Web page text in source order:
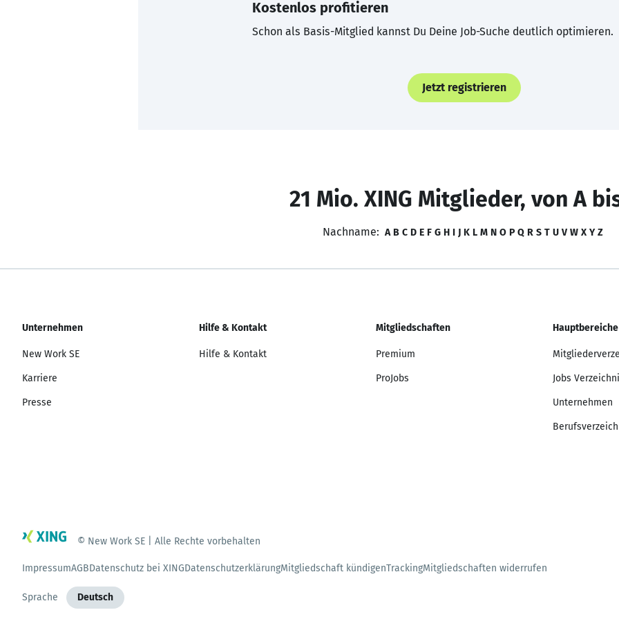
Kostenlos profitieren
Schon als Basis-Mitglied kannst Du Deine Job-Suche deutlich optimieren.
Jetzt registrieren
21 Mio. XING Mitglieder, von A
Nachname: A B C D E F G H I J K L M N O P Q R S T U V W X Y Z
Unternehmen
New Work SE
Karriere
Presse
Hilfe & Kontakt
Hilfe & Kontakt
Mitgliedschaften
Premium
ProJobs
Hauptbereiche
Jobs
Unternehmen
© New Work SE | Alle Rechte vorbehalten
ImpressumAGBDatenschutz bei XINGDatenschutzerklärungMitgliedschaft kündigenTrackingMitgliedschaften widerrufen
Sprache Deutsch